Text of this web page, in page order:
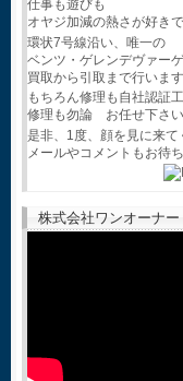
仕事も遊びも
オヤジ加減の熱さが好きで
環状7号線沿い、唯一の
ベンツ・ゲレンデヴァー
買取から引取まで行います
もちろん修理も自社認証
修理も勿論 お任せ下さい
是非、1度、顔を見に来て
メールやコメントもお待
株式会社ワンオーナ